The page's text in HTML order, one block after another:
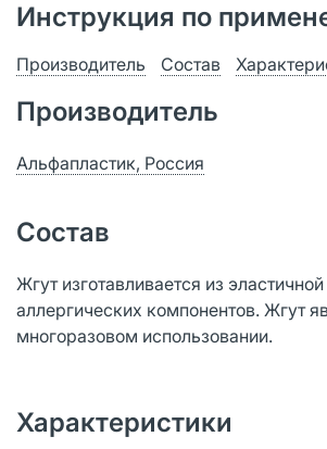
Инструкция по
Производитель Состав
Производитель
Альфапластик, Россия
Состав
Жгут изготавливается из
аллергических компонентов. Жгут
многоразовом использовании.
Характеристики